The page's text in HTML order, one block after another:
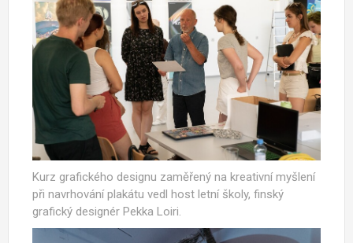
Kurz grafického designu zaměřený na kreativní myšlení
při navrhování plakátu vedl host letní školy, finský
grafický designér Pekka Loiri.